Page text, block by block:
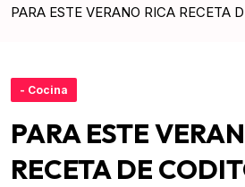
PARA ESTE VERANO RICA RECETA
- Cocina
PARA ESTE
RECETA DE